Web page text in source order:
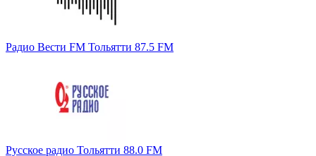
Радио Вести FM Тольятти 87.5 FM
Русское радио Тольятти 88.0 FM